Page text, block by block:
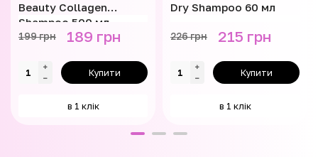
Beauty Collagen
Shampoo 500 мл
199 грн 189 грн
Купити
в 1 клік
Dry Shampoo 60 мл
226 грн 215 грн
Купити
в 1 клік